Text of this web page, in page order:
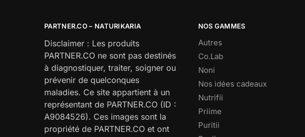
PARTNER.CO – NATURIKARIA
Disclaimer : Les produits
PARTNER.CO ne sont pas destinés
à diagnostiquer, traiter, soigner ou
prévenir de quelconques
maladies. Ce site appartient à un
représentant de PARTNER.CO (ID :
A9084526). Ces images sont la
propriété de PARTNER.CO et ont
NOS GAMMES
Autres
Co.Lab
Noni
Nos idées cadeaux
Nutrifii
Priime
Puritii